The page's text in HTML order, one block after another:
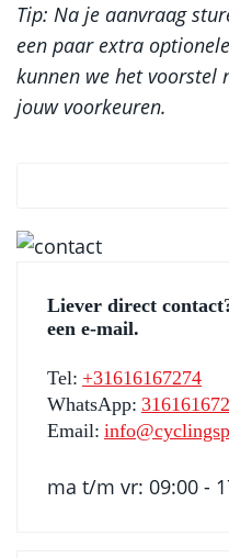
Tip: Na je aanvraag
een paar extra
kunnen we het voorstel
jouw voorkeuren.
Liever direct
een e-mail.
Tel: +31616167274
WhatsApp:
Email:
ma t/m vr: 09:00 -